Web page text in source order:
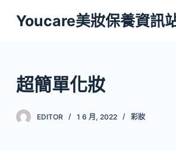
跳
至
內
容
Youcare美妝保養資訊
超簡單化妝
EDITOR 1 6 月, 2022 彩妝